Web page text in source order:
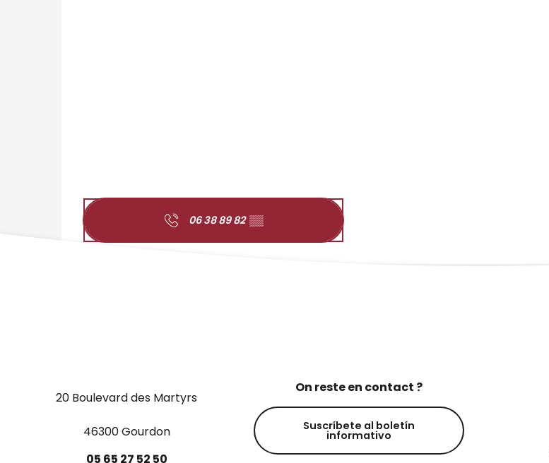
06 38 89 82 ▒▒
20 Boulevard des Martyrs
46300 Gourdon
05 65 27 52 50
On reste en contact ?
Suscríbete al boletín
informativo